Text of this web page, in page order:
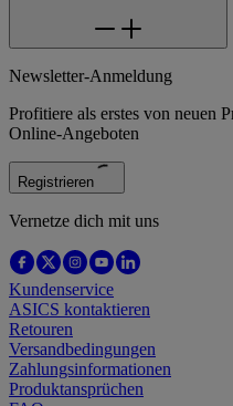
Newsletter-Anmeldung
Profitiere als erstes von neuen
Online-Angeboten
Registrieren
Vernetze dich mit uns
Kundenservice
ASICS kontaktieren
Retouren
Versandbedingungen
Zahlungsinformationen
Produktansprüchen